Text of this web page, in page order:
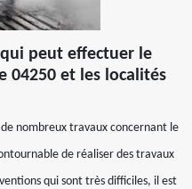
peut effectuer le
04250 et les localités
nombreux travaux concernant le
de réaliser des travaux
qui sont très difficiles, il est